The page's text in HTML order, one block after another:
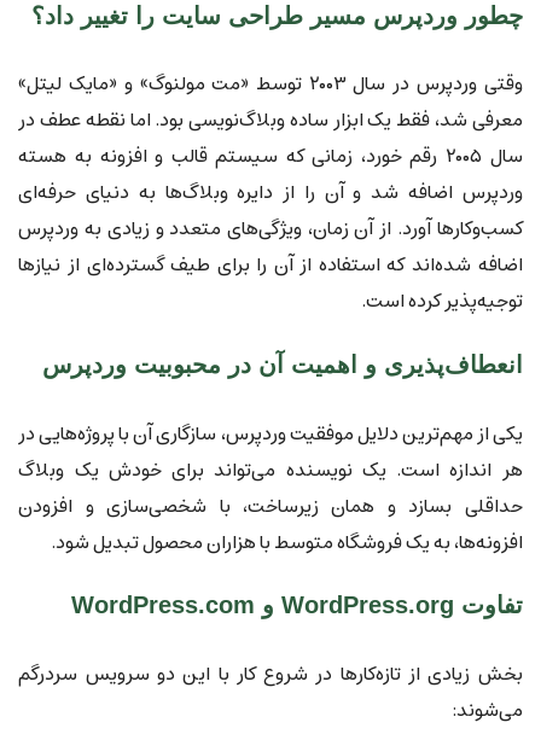
چطور وردپرس مسیر طراحی سایت را تغییر داد؟
وقتی وردپرس در سال ۲۰۰۳ توسط «مت مولنوگ» و «مایک لیتل»
معرفی شد، فقط یک ابزار ساده وبلاگ‌نویسی بود. اما نقطه عطف در
سال ۲۰۰۵ رقم خورد، زمانی که سیستم قالب و افزونه به هسته
وردپرس اضافه شد و آن را از دایره وبلاگ‌ها به دنیای حرفه‌ای
کسب‌وکارها آورد. از آن زمان، ویژگی‌های متعدد و زیادی به وردپرس
اضافه شده‌اند که استفاده از آن را برای طیف گسترده‌ای از نیازها
توجیه‌پذیر کرده است.
انعطاف‌پذیری و اهمیت آن در محبوبیت وردپرس
یکی از مهم‌ترین دلایل موفقیت وردپرس، سازگاری آن با پروژه‌هایی در
هر اندازه است. یک نویسنده می‌تواند برای خودش یک وبلاگ
حداقلی بسازد و همان زیرساخت، با شخصی‌سازی و افزودن
افزونه‌ها، به یک فروشگاه متوسط با هزاران محصول تبدیل شود.
تفاوت WordPress.org و WordPress.com
بخش زیادی از تازه‌کارها در شروع کار با این دو سرویس سردرگم
می‌شوند: